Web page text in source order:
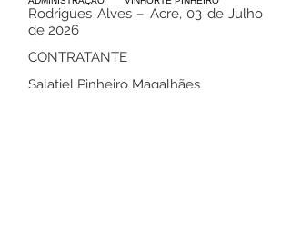
Rodrigues Alves – Acre, 03 de Julho
de 2026
CONTRATANTE
Salatiel Pinheiro Magalhães